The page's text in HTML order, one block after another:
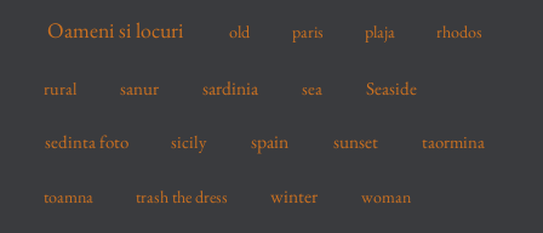
Oameni si locuri old paris plaja rhodos
rural sanur sardinia sea Seaside
sedinta foto sicily spain sunset taormina
toamna trash the dress winter woman